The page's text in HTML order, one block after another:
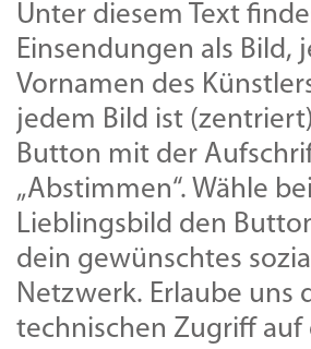
auf
der
Unter diesem Text
Einsendungen als Bild,
Vornamen des
jedem Bild ist
Button mit der
„Abstimmen“. Wähle
Lieblingsbild den
dein gewünschtes
Netzwerk. Erlaube uns
technischen Zugriff auf